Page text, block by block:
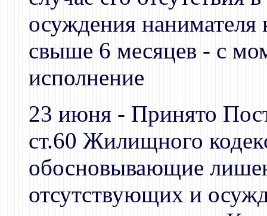
осуждения
свыше 6 месяцев - с
исполнение
23 июня - Принято
ст.60 Жилищного
обосновывающие
отсутствующих и